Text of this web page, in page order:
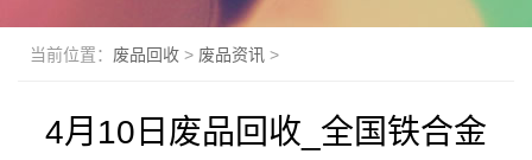
当前位置： 废品回收 > 废品资讯 >
4月10日废品回收_全国铁合金